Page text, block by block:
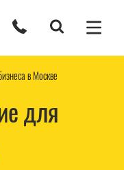
в Москве
для